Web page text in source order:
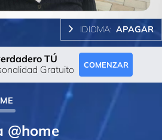
IDIOMA: APAGAR
TÚ
Gratuito
COMENZAR
@home